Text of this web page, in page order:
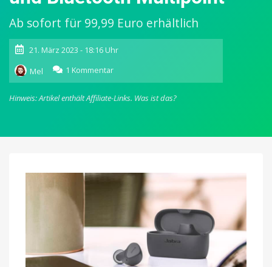
Ab sofort für 99,99 Euro erhältlich
21. März 2023 - 18:16 Uhr
Mel
1 Kommentar
Jabra
Elite
4:
Wireless-
ANC
Bluetooth
Multipoint
Hinweis: Artikel enthält Affiliate-Links. Was ist das?